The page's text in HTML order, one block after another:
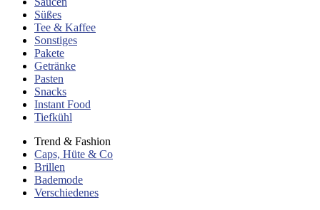
Süßes
Tee & Kaffee
Sonstiges
Pakete
Getränke
Pasten
Snacks
Instant Food
Tiefkühl
Trend & Fashion
Caps, Hüte & Co
Brillen
Bademode
Verschiedenes